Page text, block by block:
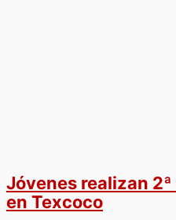
Jóvenes realizan
en Texcoco